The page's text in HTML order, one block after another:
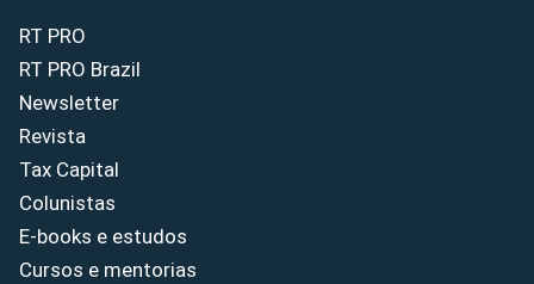
RT PRO
RT PRO Brazil
Newsletter
Revista
Tax Capital
Colunistas
E-books e estudos
Cursos e mentorias